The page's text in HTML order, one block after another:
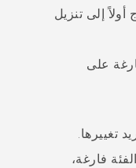
إلى تنزيل
على
تغييرها.
فارغة،